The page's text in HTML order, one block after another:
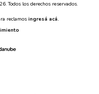
Todos los derechos reservados.
reclamos ingresá acá.